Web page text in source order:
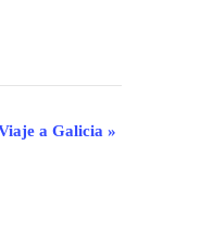
a Galicia »